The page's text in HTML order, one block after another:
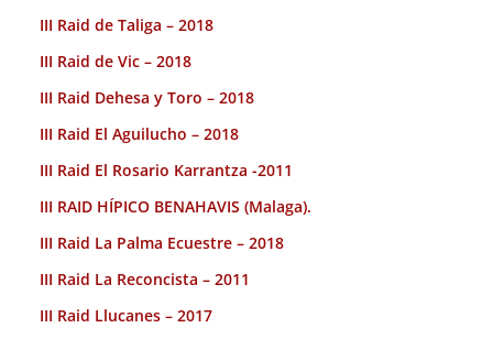
III Raid de Taliga – 2018
III Raid de Vic – 2018
III Raid Dehesa y Toro – 2018
III Raid El Aguilucho – 2018
III Raid El Rosario Karrantza -2011
III RAID HÍPICO BENAHAVIS (Malaga).
III Raid La Palma Ecuestre – 2018
III Raid La Reconcista – 2011
III Raid Llucanes – 2017